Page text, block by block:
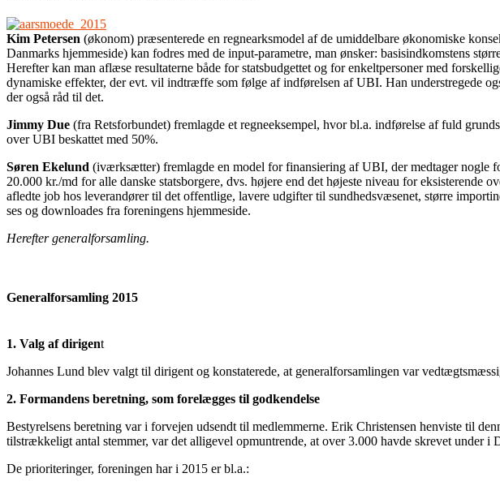
Kim Petersen (økonom) præsenterede en regnearksmodel af de umiddelbare økonomiske
Danmarks hjemmeside) kan fodres med de input-parametre, man ønsker: basisindkomstens
Herefter kan man aflæse resultaterne både for statsbudgettet og for enkeltpersoner med
dynamiske effekter, der evt. vil indtræffe som følge af indførelsen af UBI. Han understregede
der også råd til det.
Jimmy Due (fra Retsforbundet) fremlagde et regneeksempel, hvor bl.a. indførelse af fuld
over UBI beskattet med 50%.
Søren Ekelund (iværksætter) fremlagde en model for finansiering af UBI, der medtager nogle
20.000 kr./md for alle danske statsborgere, dvs. højere end det højeste niveau for
afledte job hos leverandører til det offentlige, lavere udgifter til sundhedsvæsenet, større
ses og downloades fra foreningens hjemmeside.
Herefter generalforsamling.
Generalforsamling 2015
1. Valg af dirigent
Johannes Lund blev valgt til dirigent og konstaterede, at generalforsamlingen var
2. Formandens beretning, som forelægges til godkendelse
Bestyrelsens beretning var i forvejen udsendt til medlemmerne. Erik Christensen henviste til
tilstrækkeligt antal stemmer, var det alligevel opmuntrende, at over 3.000 havde skrevet under i
De prioriteringer, foreningen har i 2015 er bl.a.: